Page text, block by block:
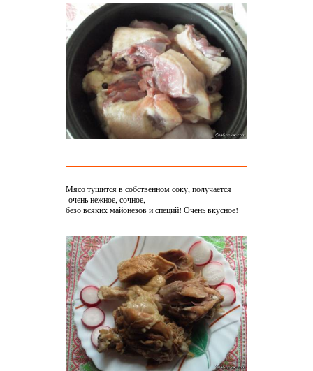
Мясо тушится в собственном соку, получается
очень нежное, сочное,
безо всяких майонезов и специй! Очень вкусное!